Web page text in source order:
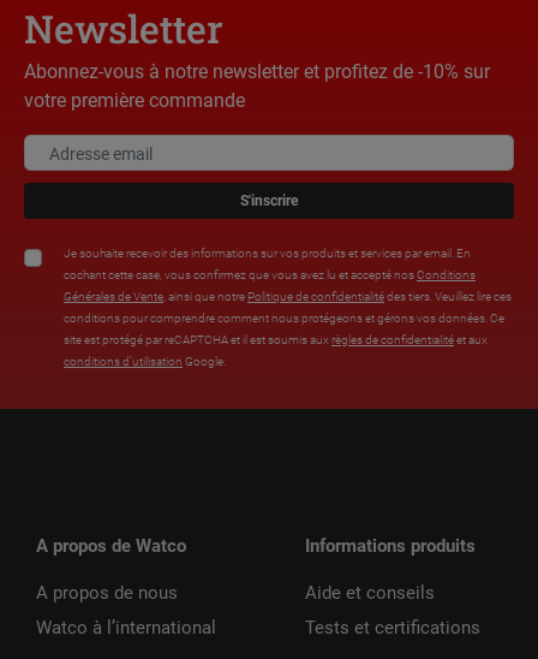
Newsletter
Abonnez-vous à notre newsletter et profitez de -10% sur
votre première commande
S'inscrire
Je souhaite recevoir des informations sur vos produits et services par email. En
cochant cette case, vous confirmez que vous avez lu et accepté nosConditions
Générales de Vente , ainsi que notre Politique de confidentialitédes tiers. Veuillez lire ces
conditions pour comprendre comment nous protégeons et gérons vos données. Ce
site est protégé par reCAPTCHA et il est soumis aux règles de confidentialitéet aux
conditions d’utilisation Google.
A propos de Watco
A propos de nous
Watco à l’international
Informations produits
Aide et conseils
Tests et certifications